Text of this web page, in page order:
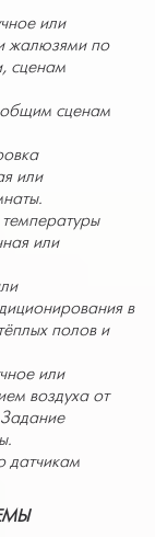
или
жалюзями по
сценам
сценам
или
или
в
полов и
или
воздуха от
датчикам